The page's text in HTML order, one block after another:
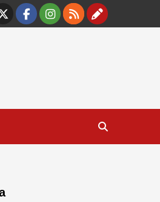
X Facebook
Instagram
RSS